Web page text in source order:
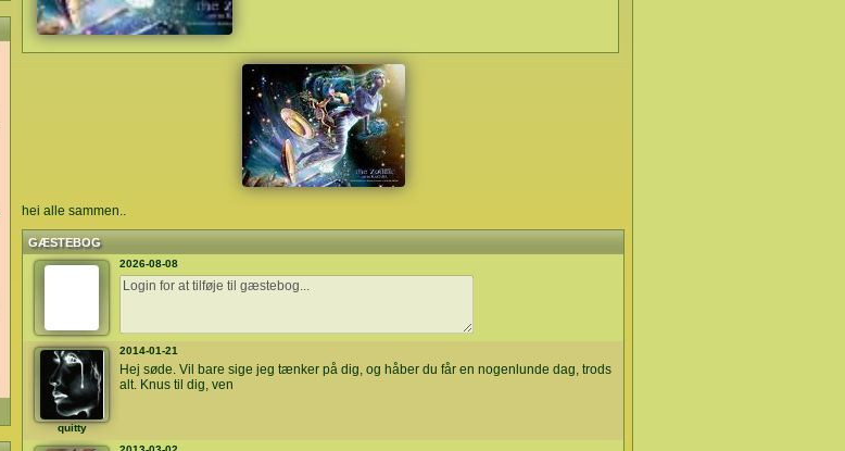
hei alle sammen..
GÆSTEBOG
2026-08-08
quitty
2014-01-21
Hej søde. Vil bare sige jeg tænker på dig, og håber du får en nogenlunde dag, trods
alt. Knus til dig, ven